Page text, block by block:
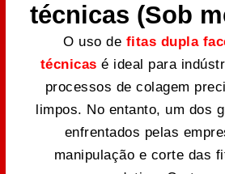
técnicas (Sob
O uso de fitas dupla
técnicas é ideal para
processos de colagem
limpos. No entanto, um dos
enfrentados pelas
manipulação e corte das